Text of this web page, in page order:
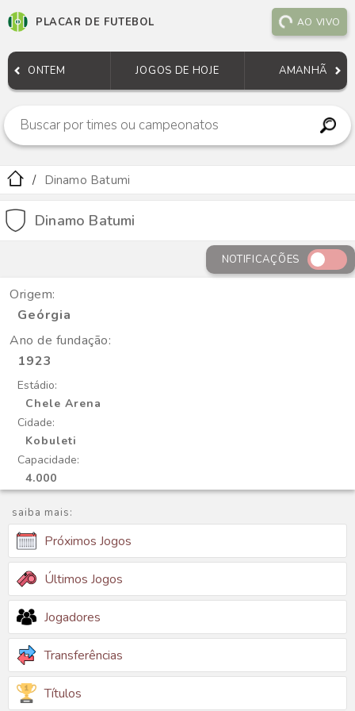
PLACAR DE FUTEBOL AO VIVO
ONTEM JOGOS DE HOJE AMANHÃ
Dinamo Batumi
Dinamo Batumi
NOTIFICAÇÕES
Origem:
Geórgia
Ano de fundação:
1923
Estádio:
Chele Arena
Cidade:
Kobuleti
Capacidade:
4.000
saiba mais:
Próximos Jogos
Últimos Jogos
Jogadores
Transferências
Títulos